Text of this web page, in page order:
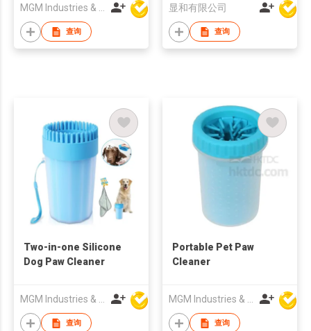
查询
显和有限公司
查询
Two-in-one Silicone
Dog Paw Cleaner
MGM Industries & Company
查询
Portable Pet Paw
Cleaner
MGM Industries & Company
查询